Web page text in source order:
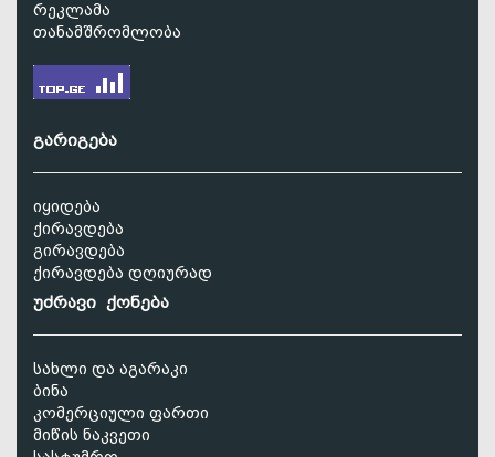
რეკლამა
თანამშრომლობა
გარიგება
იყიდება
ქირავდება
გირავდება
ქირავდება დღიურად
უძრავი ქონება
სახლი და აგარაკი
ბინა
კომერციული ფართი
მიწის ნაკვეთი